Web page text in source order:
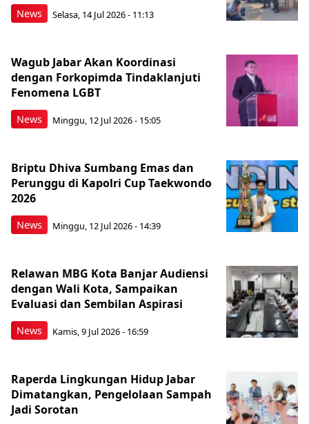
News Selasa, 14 Jul 2026 - 11:13
News
Wagub Jabar Akan Koordinasi
dengan Forkopimda Tindaklanjuti
Fenomena LGBT
Minggu, 12 Jul 2026 - 15:05
News
Briptu Dhiva Sumbang Emas dan
Perunggu di Kapolri Cup Taekwondo
2026
Minggu, 12 Jul 2026 - 14:39
News
Relawan MBG Kota Banjar Audiensi
dengan Wali Kota, Sampaikan
Evaluasi dan Sembilan Aspirasi
Kamis, 9 Jul 2026 - 16:59
Raperda Lingkungan Hidup Jabar
Dimatangkan, Pengelolaan Sampah
Jadi Sorotan